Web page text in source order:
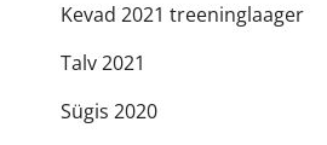
Kevad 2021 treeninglaager
Talv 2021
Sügis 2020